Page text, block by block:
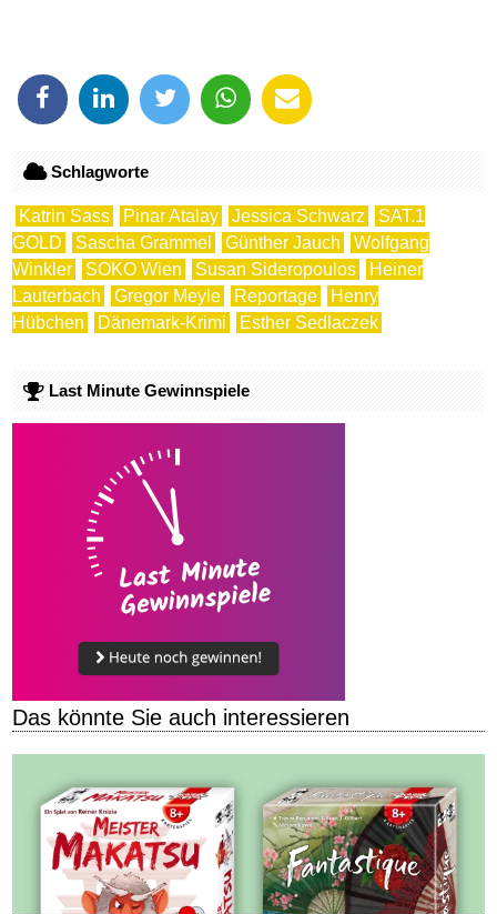
Schlagworte
Katrin Sass Pinar Atalay Jessica Schwarz
SAT.1
GOLD
Sascha Grammel Günther Jauch
Wolfgang
Winkler
SOKO Wien Susan Sideropoulos
Heiner
Lauterbach
Gregor Meyle Reportage
Henry
Hübchen
Dänemark-Krimi Esther Sedlaczek
Last Minute Gewinnspiele
Das könnte Sie auch interessieren